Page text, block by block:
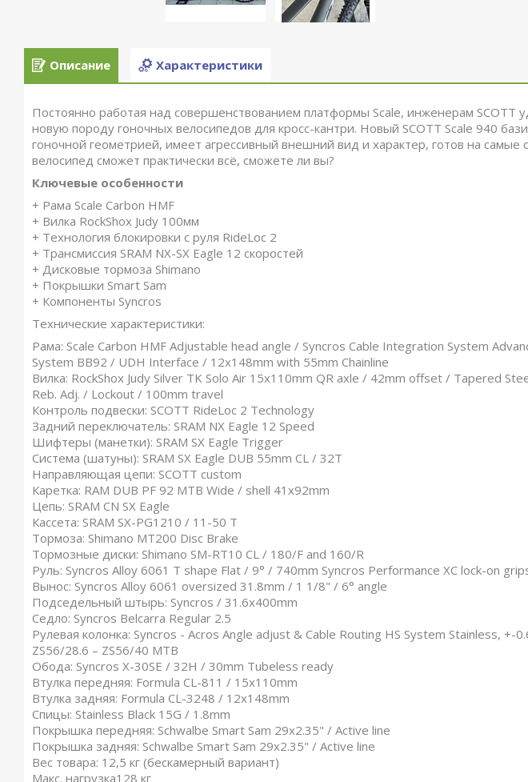
Описание Характеристики
Постоянно работая над совершенствованием платформы Scale, инженерам SCOTT
новую породу гоночных велосипедов для кросс-кантри. Новый SCOTT Scale 940
гоночной геометрией, имеет агрессивный внешний вид и характер, готов на самые
велосипед сможет практически всё, сможете ли вы?
Ключевые особенности
+ Рама Scale Carbon HMF
+ Вилка RockShox Judy 100мм
+ Технология блокировки с руля RideLoc 2
+ Трансмиссия SRAM NX-SX Eagle 12 скоростей
+ Дисковые тормоза Shimano
+ Покрышки Smart Sam
+ Компоненты Syncros
Технические характеристики:
Рама: Scale Carbon HMF Adjustable head angle / Syncros Cable Integration System
System BB92 / UDH Interface / 12x148mm with 55mm Chainline
Вилка: RockShox Judy Silver TK Solo Air 15x110mm QR axle / 42mm offset / Tapered
Reb. Adj. / Lockout / 100mm travel
Контроль подвески: SCOTT RideLoc 2 Technology
Задний переключатель: SRAM NX Eagle 12 Speed
Шифтеры (манетки): SRAM SX Eagle Trigger
Система (шатуны): SRAM SX Eagle DUB 55mm CL / 32T
Направляющая цепи: SCOTT custom
Каретка: RAM DUB PF 92 MTB Wide / shell 41x92mm
Цепь: SRAM CN SX Eagle
Кассета: SRAM SX-PG1210 / 11-50 T
Тормоза: Shimano MT200 Disc Brake
Тормозные диски: Shimano SM-RT10 CL / 180/F and 160/R
Руль: Syncros Alloy 6061 T shape Flat / 9° / 740mm Syncros Performance XC lock-on
Вынос: Syncros Alloy 6061 oversized 31.8mm / 1 1/8" / 6° angle
Подседельный штырь: Syncros / 31.6x400mm
Седло: Syncros Belcarra Regular 2.5
Рулевая колонка: Syncros - Acros Angle adjust & Cable Routing HS System Stainless, +-
ZS56/28.6 – ZS56/40 MTB
Обода: Syncros X-30SE / 32H / 30mm Tubeless ready
Втулка передняя: Formula CL-811 / 15x110mm
Втулка задняя: Formula CL-3248 / 12x148mm
Спицы: Stainless Black 15G / 1.8mm
Покрышка передняя: Schwalbe Smart Sam 29x2.35" / Active line
Покрышка задняя: Schwalbe Smart Sam 29x2.35" / Active line
Вес товара: 12,5 кг (бескамерный вариант)
Макс. нагрузка128 кг